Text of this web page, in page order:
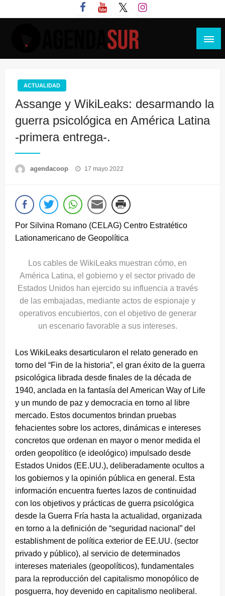
al
ACTUALIDAD
Assange y WikiLeaks: desarmando la
guerra psicológica en América Latina
-primera entrega-.
agendacoop
Publicado
17 mayo 2022
Por Silvina Romano (CELAG) Centro Estratético
Lationamericano de Geopolítica
Los cables de WikiLeaks muestran cómo, en
América Latina, el gobierno y el sector privado de
Estados Unidos han ejercido su influencia a través
de las embajadas, mediante actos de espionaje y
operativos encubiertos, con el objetivo de generar
un escenario favorable a sus intereses.
Los WikiLeaks desarticularon el relato generado en
torno del “Fin de la historia”, el gran éxito de la guerra
psicológica librada desde finales de la década de
1940, anclada en la fantasía del American Way of Life
y un mundo de paz y democracia en torno al libre
mercado. Estos documentos brindan pruebas
fehacientes sobre los actores, dinámicas e intereses
concretos que ordenan en mayor o menor medida el
orden geopolítico (e ideológico) impulsado desde
Estados Unidos (EE.UU.), deliberadamente ocultos a
los gobiernos y la opinión pública en general. Esta
información encuentra fuertes lazos de continuidad
con los objetivos y prácticas de guerra psicológica
desde la Guerra Fría hasta la actualidad, organizada
en torno a la definición de “seguridad nacional” del
establishment de política exterior de EE.UU. (sector
privado y público), al servicio de determinados
intereses materiales (geopolíticos), fundamentales
para la reproducción del capitalismo monopólico de
posguerra, hoy devenido en capitalismo neoliberal.